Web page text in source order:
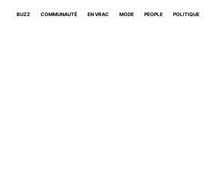
BUZZ COMMUNAUTÉ EN VRAC MODE PEOPLE POLITIQUE